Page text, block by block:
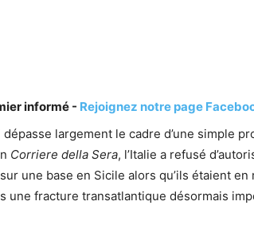
informé - Rejoignez notre page
largement le cadre d’une simple
Corriere della Sera, l’Italie a refusé
une base en Sicile alors qu’ils étaient
une fracture transatlantique désormais